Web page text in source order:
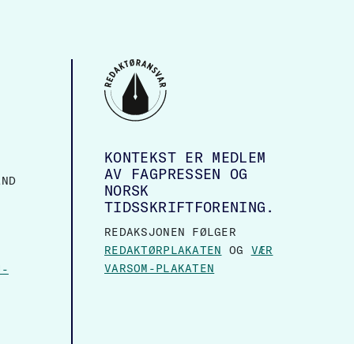
KONTEKST ER MEDLEM
AV FAGPRESSEN OG
NORSK
TIDSSKRIFTFORENING.
REDAKSJONEN FØLGER
REDAKTØRPLAKATEN OG VÆR
VARSOM-PLAKATEN